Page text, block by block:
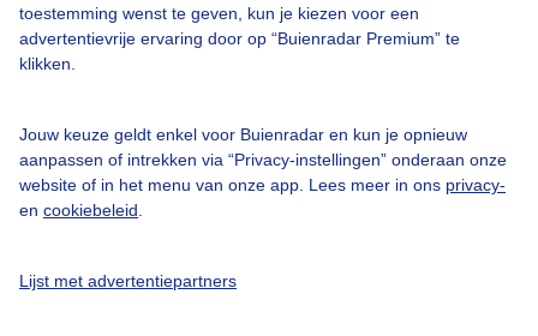
toestemming wenst te geven, kun je kiezen voor een
advertentievrije ervaring door op “Buienradar Premium” te
klikken.
Jouw keuze geldt enkel voor Buienradar en kun je opnieuw
aanpassen of intrekken via “Privacy-instellingen” onderaan onze
website of in het menu van onze app. Lees meer in ons privacy-
en cookiebeleid
Lijst met advertentiepartners
Gebruikersvoorwaarden
Adverteren
Privacy beleid
Cookie beleid